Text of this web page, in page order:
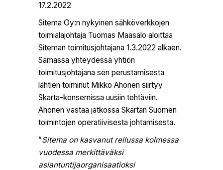
17.2.2022
Sitema Oy:n nykyinen sähköverkkojen
toimialajohtaja Tuomas Maasalo aloittaa
Siteman toimitusjohtajana 1.3.2022 alkaen.
Samassa yhteydessä yhtiön
toimitusjohtajana sen perustamisesta
lähtien toiminut Mikko Ahonen siirtyy
Skarta-konsernissa uusiin tehtäviin.
Ahonen vastaa jatkossa Skartan Suomen
toimintojen operatiivisesta johtamisesta.
”Sitema on kasvanut reilussa kolmessa
vuodessa merkittäväksi
asiantuntijaorganisaatioksi